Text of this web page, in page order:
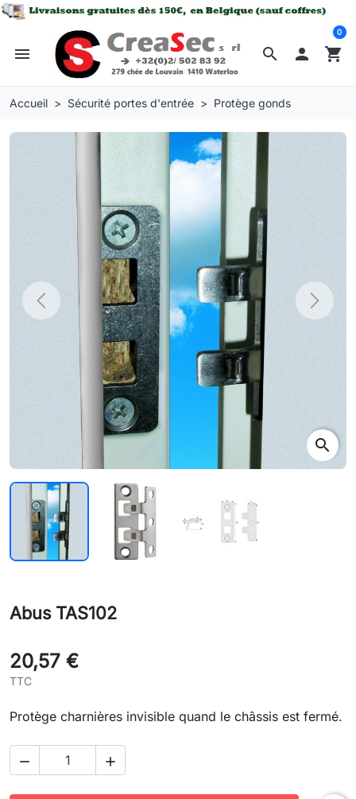
search
menu  shopping_cart
0
Accueil Sécurité portes d'entrée Protège gonds
Previous Next
search
Abus TAS102
20,57 €
TTC
Protège charnières invisible quand le châssis est fermé.
 